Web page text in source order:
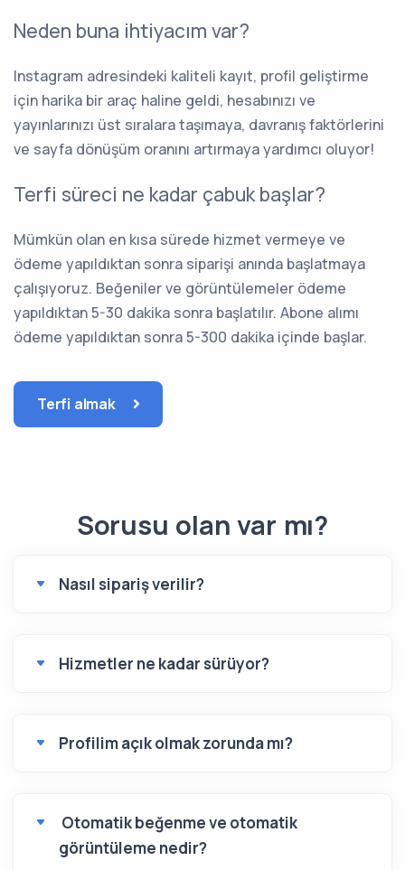
Neden buna ihtiyacım var?
Instagram adresindeki kaliteli kayıt, profil geliştirme
için harika bir araç haline geldi, hesabınızı ve
yayınlarınızı üst sıralara taşımaya, davranış faktörlerini
ve sayfa dönüşüm oranını artırmaya yardımcı oluyor!
Terfi süreci ne kadar çabuk başlar?
Mümkün olan en kısa sürede hizmet vermeye ve
ödeme yapıldıktan sonra siparişi anında başlatmaya
çalışıyoruz. Beğeniler ve görüntülemeler ödeme
yapıldıktan 5-30 dakika sonra başlatılır. Abone alımı
ödeme yapıldıktan sonra 5-300 dakika içinde başlar.
Terfi almak
Sorusu olan var mı?
Nasıl sipariş verilir?
Hizmetler ne kadar sürüyor?
Profilim açık olmak zorunda mı?
Otomatik beğenme ve otomatik
görüntüleme nedir?